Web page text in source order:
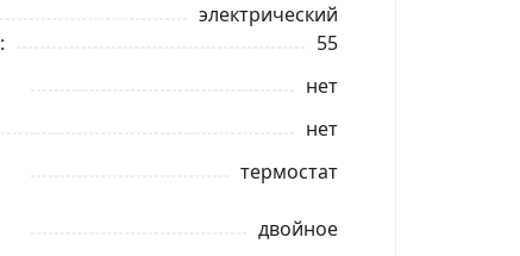
электрический
55
нет
нет
термостат
двойное